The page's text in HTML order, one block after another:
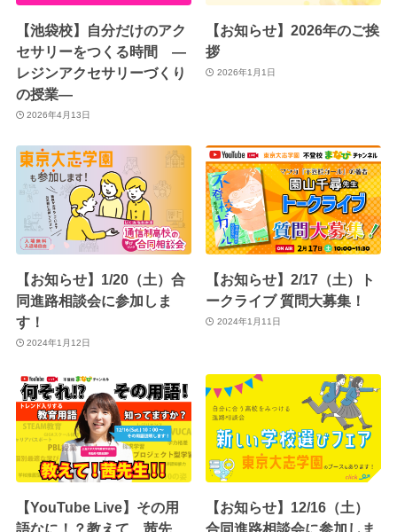
【池袋校】自分だけのアク
セサリーをつくる時間 ―
レジンアクセサリーづくり
の授業―
2026年4月13日
【お知らせ】2026年のご挨
拶
2026年1月1日
【お知らせ】1/20（土）合
同進路相談会に参加しま
す！
2024年1月12日
【お知らせ】2/17（土）ト
ークライブ 質問大募集！
2024年1月11日
【YouTube Live】その用
語なに！？教えて、茜先
【お知らせ】12/16（土）
合同進路相談会に参加しま